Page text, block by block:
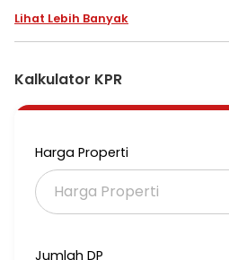
K. Mandi : 3
Hadap : Barat
Carport : 2 Mobil
. Sofa set
. Kitchen set
. Dining set
. Bedroom set
Lihat Lebih Banyak
Kalkulator KPR
Harga Properti
Jumlah DP